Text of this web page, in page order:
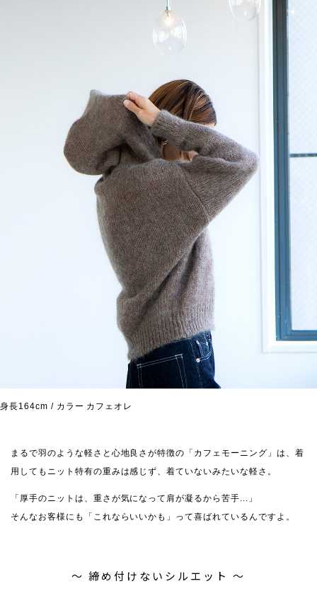
身長164cm / カラー カフェオレ
まるで羽のような軽さと心地良さが特徴の「カフェモーニング」は、着
用してもニット特有の重みは感じず、着ていないみたいな軽さ。
「厚手のニットは、重さが気になって肩が凝るから苦手...」
そんなお客様にも「これならいいかも」って喜ばれているんですよ。
〜 締め付けないシルエット 〜